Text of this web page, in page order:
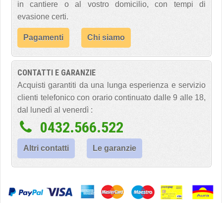
in cantiere o al vostro domicilio, con tempi di
evasione certi.
Pagamenti Chi siamo
CONTATTI E GARANZIE
Acquisti garantiti da una lunga esperienza e servizio
clienti telefonico con orario continuato dalle 9 alle 18,
dal lunedì al venerdì :
0432.566.522
Altri contatti Le garanzie